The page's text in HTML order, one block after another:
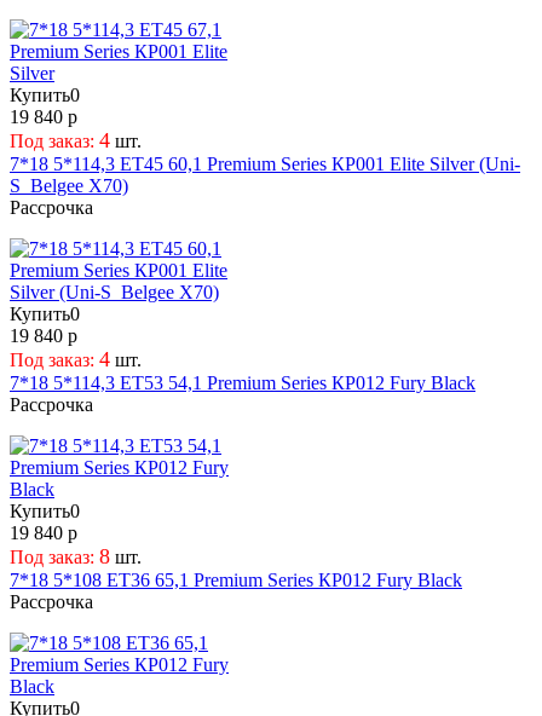
Купить0
19 840 р
Под заказ: 4 шт.
7*18 5*114,3 ET45 60,1 Premium Series КР001 Elite Silver (Uni-
S_Belgee X70)
Рассрочка
Купить0
19 840 р
Под заказ: 4 шт.
7*18 5*114,3 ET53 54,1 Premium Series КР012 Fury Black
Рассрочка
Купить0
19 840 р
Под заказ: 8 шт.
7*18 5*108 ET36 65,1 Premium Series КР012 Fury Black
Рассрочка
Купить0